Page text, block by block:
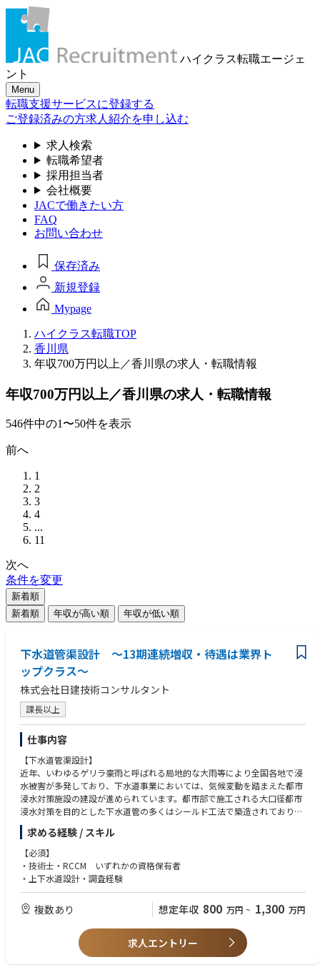
ハイクラス転職エージェ
ント
Menu
転職支援サービスに登録する
ご登録済みの方求人紹介を申し込む
求人検索
転職希望者
採用担当者
会社概要
JACで働きたい方
FAQ
お問い合わせ
保存済み
新規登録
Mypage
ハイクラス転職TOP
香川県
年収700万円以上／香川県の求人・転職情報
年収700万円以上／香川県の求人・転職情報
546件中の1〜50件を表示
前へ
1
2
3
4
...
11
次へ
条件を変更
新着順
新着順
年収が高い順 年収が低い順
下水道管渠設計 ～13期連続増収・待遇は業界ト
ップクラス～
株式会社日建技術コンサルタント
課長以上
仕事内容
【下水道管渠設計】
近年、いわゆるゲリラ豪雨と呼ばれる局地的な大雨等により全国各地で浸
水被害が多発しており、下水道事業においては、気候変動を踏まえた都市
浸水対策施設の建設が進められています。都市部で施工される大口径都市
浸水対策を目的とした下水道管の多くはシールド工法で築造されており、
近年の地下利用状況に連動して大深度で計画される事が増えています。下
水道管渠工事は、一般的に大部分が市街地道路内での施工となるため、道
路交通や周辺環境等への影響、あるいは輻輳した地下埋設物道路橋基礎と
の近接施工など、厳しい制約条件の中で行われています。そのことから、
経済性・施工性・維持管理性それぞれの観点を考え設計を行います。
※中途採用募集要項という冊子を準備しておりますので、選考時にお渡し
させて頂きます。
求める経験 / スキル
【必須】
・技術士・RCCM いずれかの資格保有者
・上下水道設計・調査経験
複数あり 想定年収 800 万円 ~ 1,300 万円
求人エントリー